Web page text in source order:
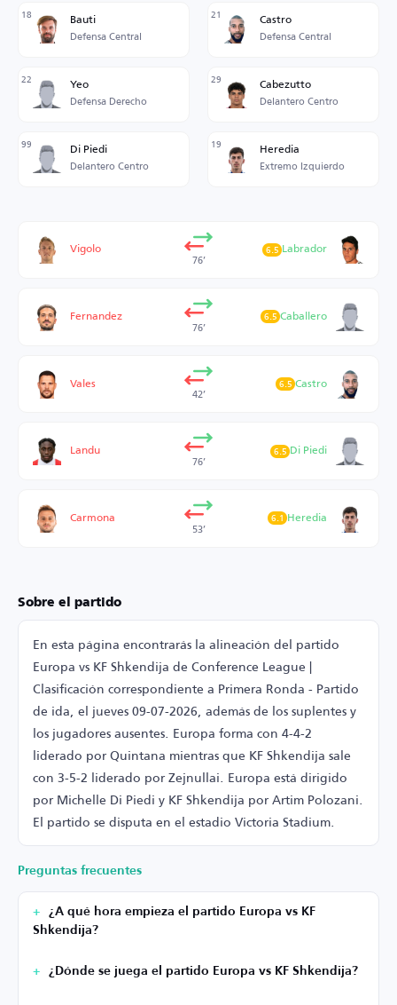
18 Bauti
Defensa Central
21 Castro
Defensa Central
22 Yeo
Defensa Derecho
29 Cabezutto
Delantero Centro
99 Di Piedi
Delantero Centro
19 Heredia
Extremo Izquierdo
Vigolo
76’
Labrador
6.5
Fernandez
76’
Caballero
6.5
Vales
42’
Castro
6.5
Landu
76’
Di Piedi
6.5
Carmona
53’
Heredia
6.1
Sobre el partido
En esta página encontrarás la alineación del partido
Europa vs KF Shkendija de Conference League |
Clasificación correspondiente a Primera Ronda - Partido
de ida, el jueves 09-07-2026, además de los suplentes y
los jugadores ausentes. Europa forma con 4-4-2
liderado por Quintana mientras que KF Shkendija sale
con 3-5-2 liderado por Zejnullai. Europa está dirigido
por Michelle Di Piedi y KF Shkendija por Artim Polozani.
El partido se disputa en el estadio Victoria Stadium.
Preguntas frecuentes
¿A qué hora empieza el partido Europa vs KF
Shkendija?
¿Dónde se juega el partido Europa vs KF Shkendija?